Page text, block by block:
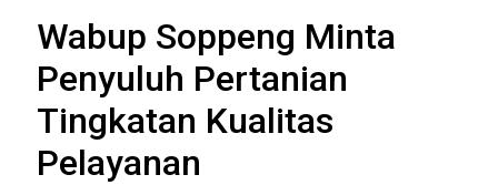
Wabup Soppeng Minta
Penyuluh Pertanian
Tingkatan Kualitas
Pelayanan